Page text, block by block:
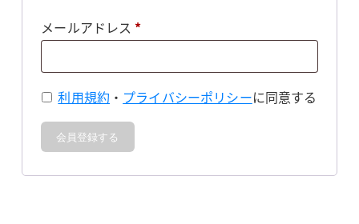
メールアドレス *必
利用規約 ・ プライバシーポリシーに同意する
会員登録する